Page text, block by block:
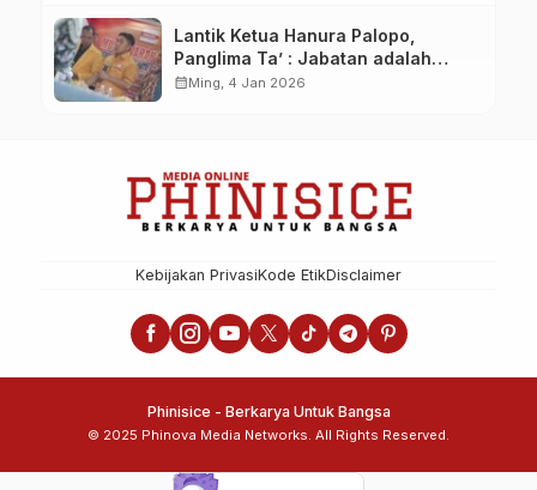
Lantik Ketua Hanura Palopo,
Panglima Ta’ : Jabatan adalah
amanah siap dipertanggung
calendar_monthMing, 4 Jan 2026
Kebijakan PrivasiKode EtikDisclaimer
Phinisice - Berkarya Untuk Bangsa
© 2025 Phinova Media Networks. All Rights Reserved.